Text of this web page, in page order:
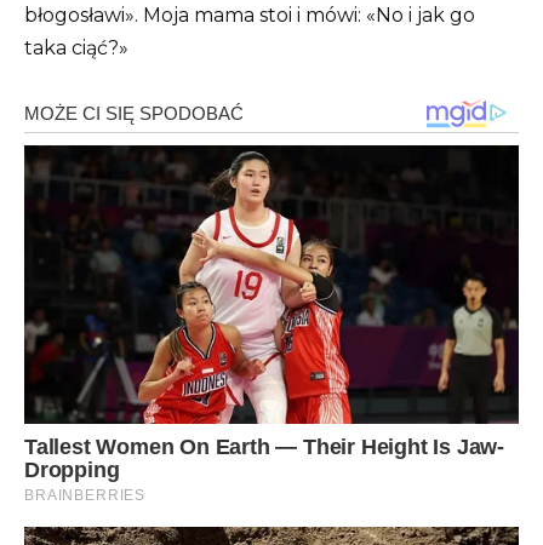
błogosławi». Moja mama stoi i mówi: «No i jak go
taka ciąć?»